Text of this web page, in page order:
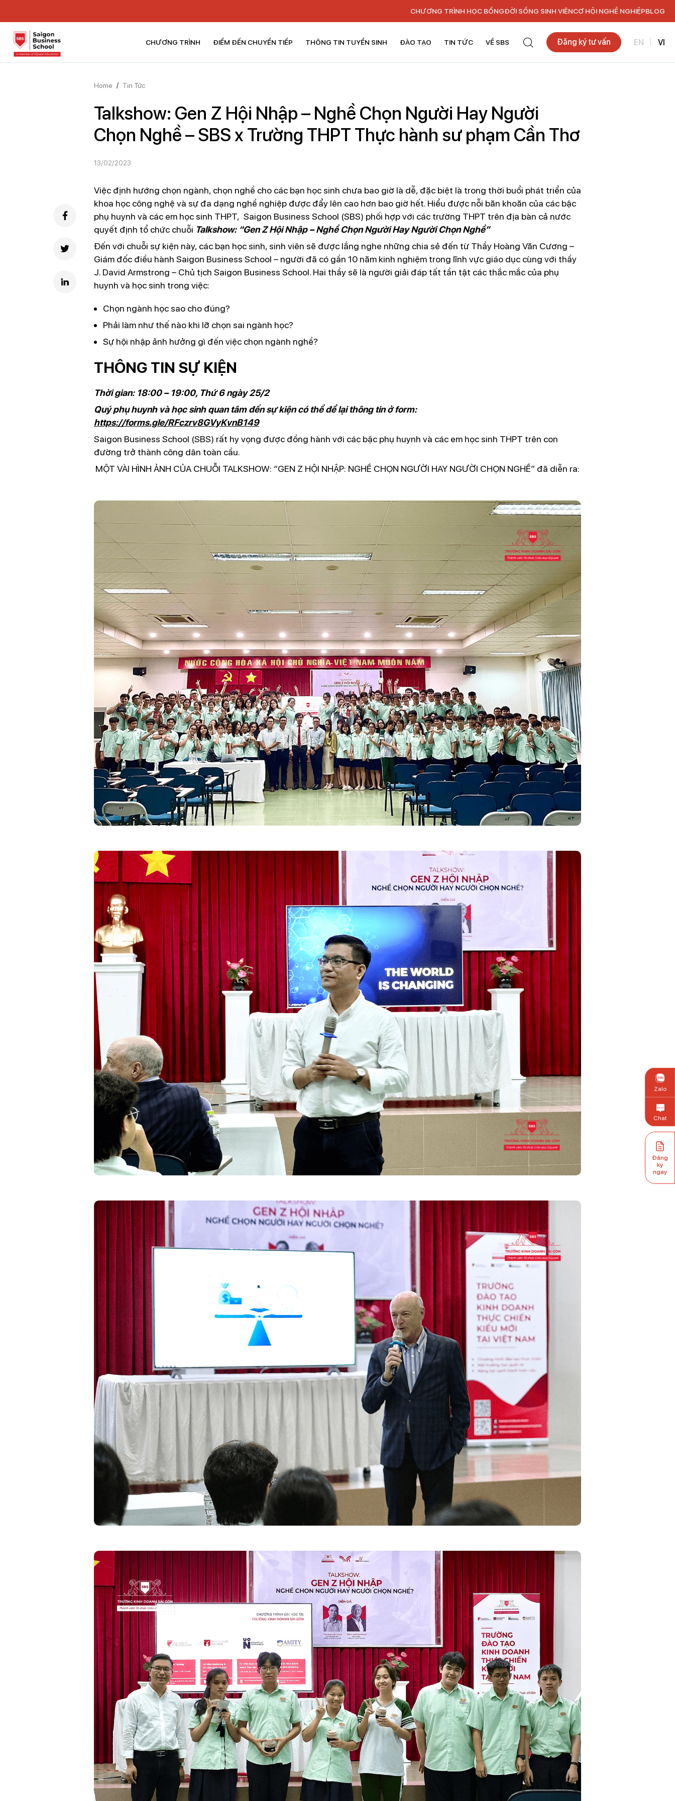
CHƯƠNG TRÌNH HỌC BỔNGĐỜI SỐNG SINH VIÊNCƠ HỘI NGHỀ NGHIỆPBLOG
CHƯƠNG TRÌNH ĐIỂM ĐẾN CHUYỂN TIẾP THÔNG TIN TUYỂN SINH ĐÀO TẠO TIN TỨC VỀ SBS Đăng ký tư vấn EN VI
Home / Tin Tức
Talkshow: Gen Z Hội Nhập – Nghề Chọn Người Hay Người
Chọn Nghề – SBS x Trường THPT Thực hành sư phạm Cần Thơ
13/02/2023
Việc định hướng chọn ngành, chọn nghề cho các bạn học sinh chưa bao giờ là dễ, đặc biệt là trong thời buổi phát triển của
khoa học công nghệ và sự đa dạng nghề nghiệp được đẩy lên cao hơn bao giờ hết. Hiểu được nỗi băn khoăn của các bậc
phụ huynh và các em học sinh THPT, Saigon Business School (SBS) phối hợp với các trường THPT trên địa bàn cả nước
quyết định tổ chức chuỗi Talkshow: “Gen Z Hội Nhập – Nghề Chọn Người Hay Người Chọn Nghề”
Đến với chuỗi sự kiện này, các bạn học sinh, sinh viên sẽ được lắng nghe những chia sẻ đến từ Thầy Hoàng Văn Cương –
Giám đốc điều hành Saigon Business School – người đã có gần 10 năm kinh nghiệm trong lĩnh vực giáo dục cùng với thầy
J. David Armstrong – Chủ tịch Saigon Business School. Hai thầy sẽ là người giải đáp tất tần tật các thắc mắc của phụ
huynh và học sinh trong việc:
Chọn ngành học sao cho đúng?
Phải làm như thế nào khi lỡ chọn sai ngành học?
Sự hội nhập ảnh hưởng gì đến việc chọn ngành nghề?
THÔNG TIN SỰ KIỆN
Thời gian: 18:00 – 19:00, Thứ 6 ngày 25/2
Quý phụ huynh và học sinh quan tâm đến sự kiện có thể để lại thông tin ở form:
https://forms.gle/RFczrv8GVyKvnB149
Saigon Business School (SBS) rất hy vọng được đồng hành với các bậc phụ huynh và các em học sinh THPT trên con
đường trở thành công dân toàn cầu.
MỘT VÀI HÌNH ẢNH CỦA CHUỖI TALKSHOW: “GEN Z HỘI NHẬP: NGHỀ CHỌN NGƯỜI HAY NGƯỜI CHỌN NGHỀ” đã diễn ra:
Zalo
Chat
Đăng
ký
ngay